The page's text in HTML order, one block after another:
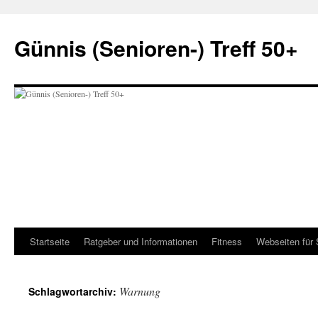
springen
Günnis (Senioren-) Treff 50+
Startseite Ratgeber und Informationen Fitness Webseiten für
Schlagwortarchiv: Warnung